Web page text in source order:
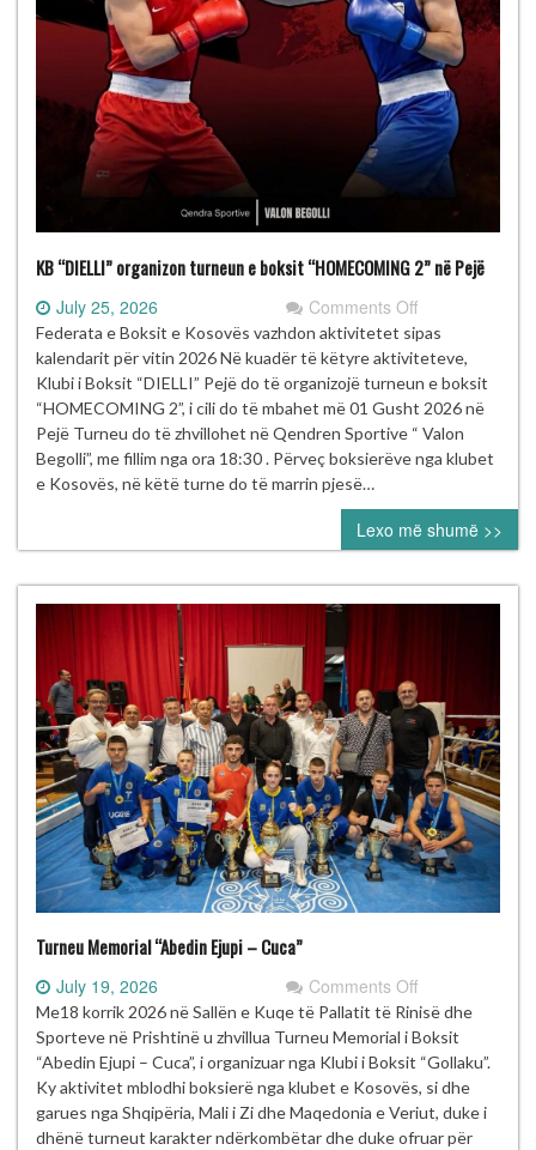
KB “DIELLI” organizon turneun e boksit “HOMECOMING 2” në Pejë
July 25, 2026 Comments Offon
KB
“DIELLI”
organizon
turneun
e
boksit
2”
në
Pejë
Federata e Boksit e Kosovës vazhdon aktivitetet sipas
kalendarit për vitin 2026 Në kuadër të këtyre aktiviteteve,
Klubi i Boksit “DIELLI” Pejë do të organizojë turneun e boksit
“HOMECOMING 2”, i cili do të mbahet më 01 Gusht 2026 në
Pejë Turneu do të zhvillohet në Qendren Sportive “ Valon
Begolli”, me fillim nga ora 18:30 . Përveç boksierëve nga klubet
e Kosovës, në këtë turne do të marrin pjesë…
Lexo më shumë >>
Turneu Memorial “Abedin Ejupi – Cuca”
July 19, 2026 Comments Offon
Turneu
Memorial
“Abedin
Ejupi
–
Cuca”
Me18 korrik 2026 në Sallën e Kuqe të Pallatit të Rinisë dhe
Sporteve në Prishtinë u zhvillua Turneu Memorial i Boksit
“Abedin Ejupi – Cuca”, i organizuar nga Klubi i Boksit “Gollaku”.
Ky aktivitet mblodhi boksierë nga klubet e Kosovës, si dhe
garues nga Shqipëria, Mali i Zi dhe Maqedonia e Veriut, duke i
dhënë turneut karakter ndërkombëtar dhe duke ofruar për